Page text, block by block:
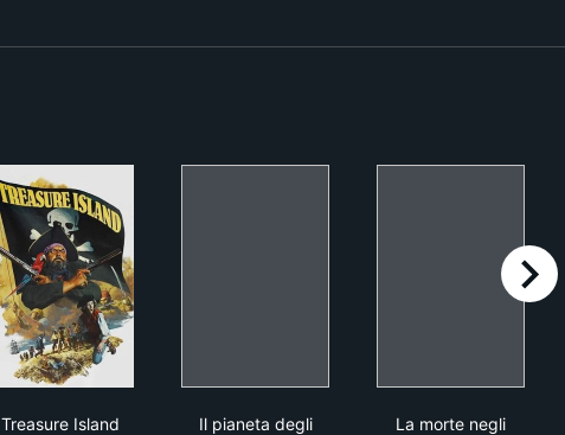
Treasure Island
Il pianeta degli
La morte negli
right